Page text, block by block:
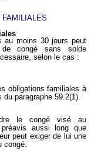
FAMILIALES
au moins 30 jours peut
congé sans solde
selon le cas :
obligations familiales à
paragraphe 59.2(1).
le congé visé au
aussi long que
peut exiger de lui une
congé.